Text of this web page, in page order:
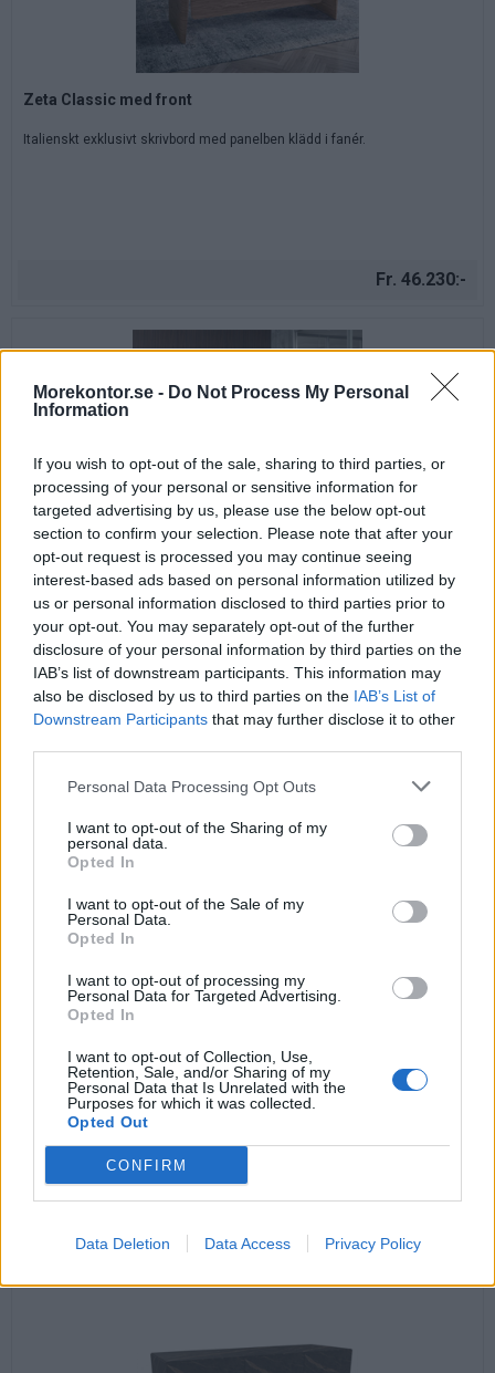
Morekontor.se - Do Not Process My Personal
Information
If you wish to opt-out of the sale, sharing to third parties, or
processing of your personal or sensitive information for
targeted advertising by us, please use the below opt-out
section to confirm your selection. Please note that after your
opt-out request is processed you may continue seeing
interest-based ads based on personal information utilized by
us or personal information disclosed to third parties prior to
your opt-out. You may separately opt-out of the further
disclosure of your personal information by third parties on the
IAB’s list of downstream participants. This information may
also be disclosed by us to third parties on the IAB’s List of
Downstream Participants that may further disclose it to other
Personal Data Processing Opt Outs
I want to opt-out of the Sharing of my
personal data.
Opted In
I want to opt-out of the Sale of my
Personal Data.
Opted In
I want to opt-out of processing my
Personal Data for Targeted Advertising.
Opted In
I want to opt-out of Collection, Use,
Retention, Sale, and/or Sharing of my
Personal Data that Is Unrelated with the
Purposes for which it was collected.
Opted Out
CONFIRM
Data Deletion Data Access Privacy Policy
Zeta Classic med front
Italienskt exklusivt skrivbord med panelben klädd i fanér.
Fr. 46.230:-
Zeta Classic med läder
Italienskt exklusivt skrivbord med panelben klädd i fanér och läderbeklädd
toppskiva.
Fr. 49.295:-
Zeta Classic skrivbord
talienskt exklusivt skrivbord med panelben klädd i fanér.
Fr. 41.845:-